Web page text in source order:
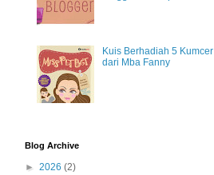
Kuis Berhadiah 5 Kumcer
dari Mba Fanny
Blog Archive
► 2026 (2)